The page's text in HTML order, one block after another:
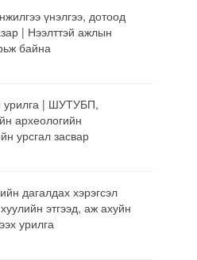
үнэлгээ, дотоод
| Нээлттэй ажлын
байна
урилга | ШУТУБП,
археологийн
урсгал засвар
дагалдах хэрэгсэл
этгээд, аж ахуйн
урилга